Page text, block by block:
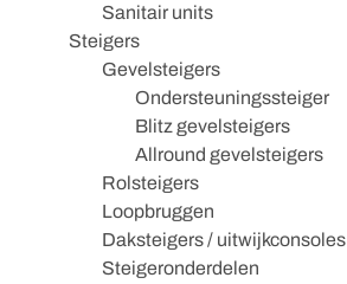
Sanitair units
Steigers
Gevelsteigers
Ondersteuningssteiger
Blitz gevelsteigers
Allround gevelsteigers
Rolsteigers
Loopbruggen
Daksteigers / uitwijkconsoles
Steigeronderdelen